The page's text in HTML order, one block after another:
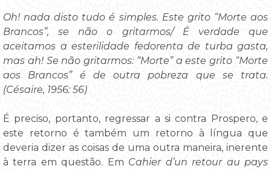
Oh! nada disto tudo é simples. Este grito “Morte aos
Brancos”, se não o gritarmos/ É verdade que
aceitamos a esterilidade fedorenta de turba gasta,
mas ah! Se não gritarmos: “Morte” a este grito “Morte
aos Brancos” é de outra pobreza que se trata.
(Césaire, 1956: 56)
É preciso, portanto, regressar a si contra Prospero, e
este retorno é também um retorno à língua que
deveria dizer as coisas de uma outra maneira, inerente
à terra em questão. Em Cahier d’un retour au pays